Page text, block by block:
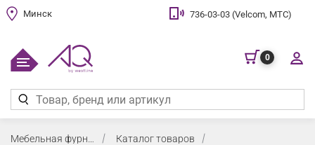
Минск 736-03-03 (Velcom, МТС)
0
Каталог товаров